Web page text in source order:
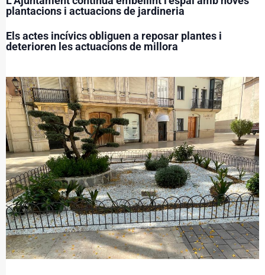
plantacions i actuacions de jardineria
Els actes incívics obliguen a reposar plantes i
deterioren les actuacions de millora